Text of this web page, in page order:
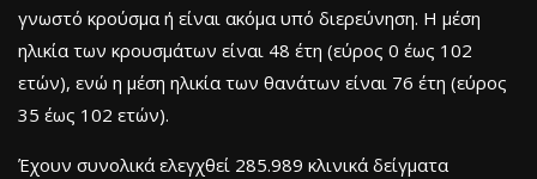
γνωστό κρούσμα ή είναι ακόμα υπό διερεύνηση. Η μέση
ηλικία των κρουσμάτων είναι 48 έτη (εύρος 0 έως 102
ετών), ενώ η μέση ηλικία των θανάτων είναι 76 έτη (εύρος
35 έως 102 ετών).
Έχουν συνολικά ελεγχθεί 285.989 κλινικά δείγματα